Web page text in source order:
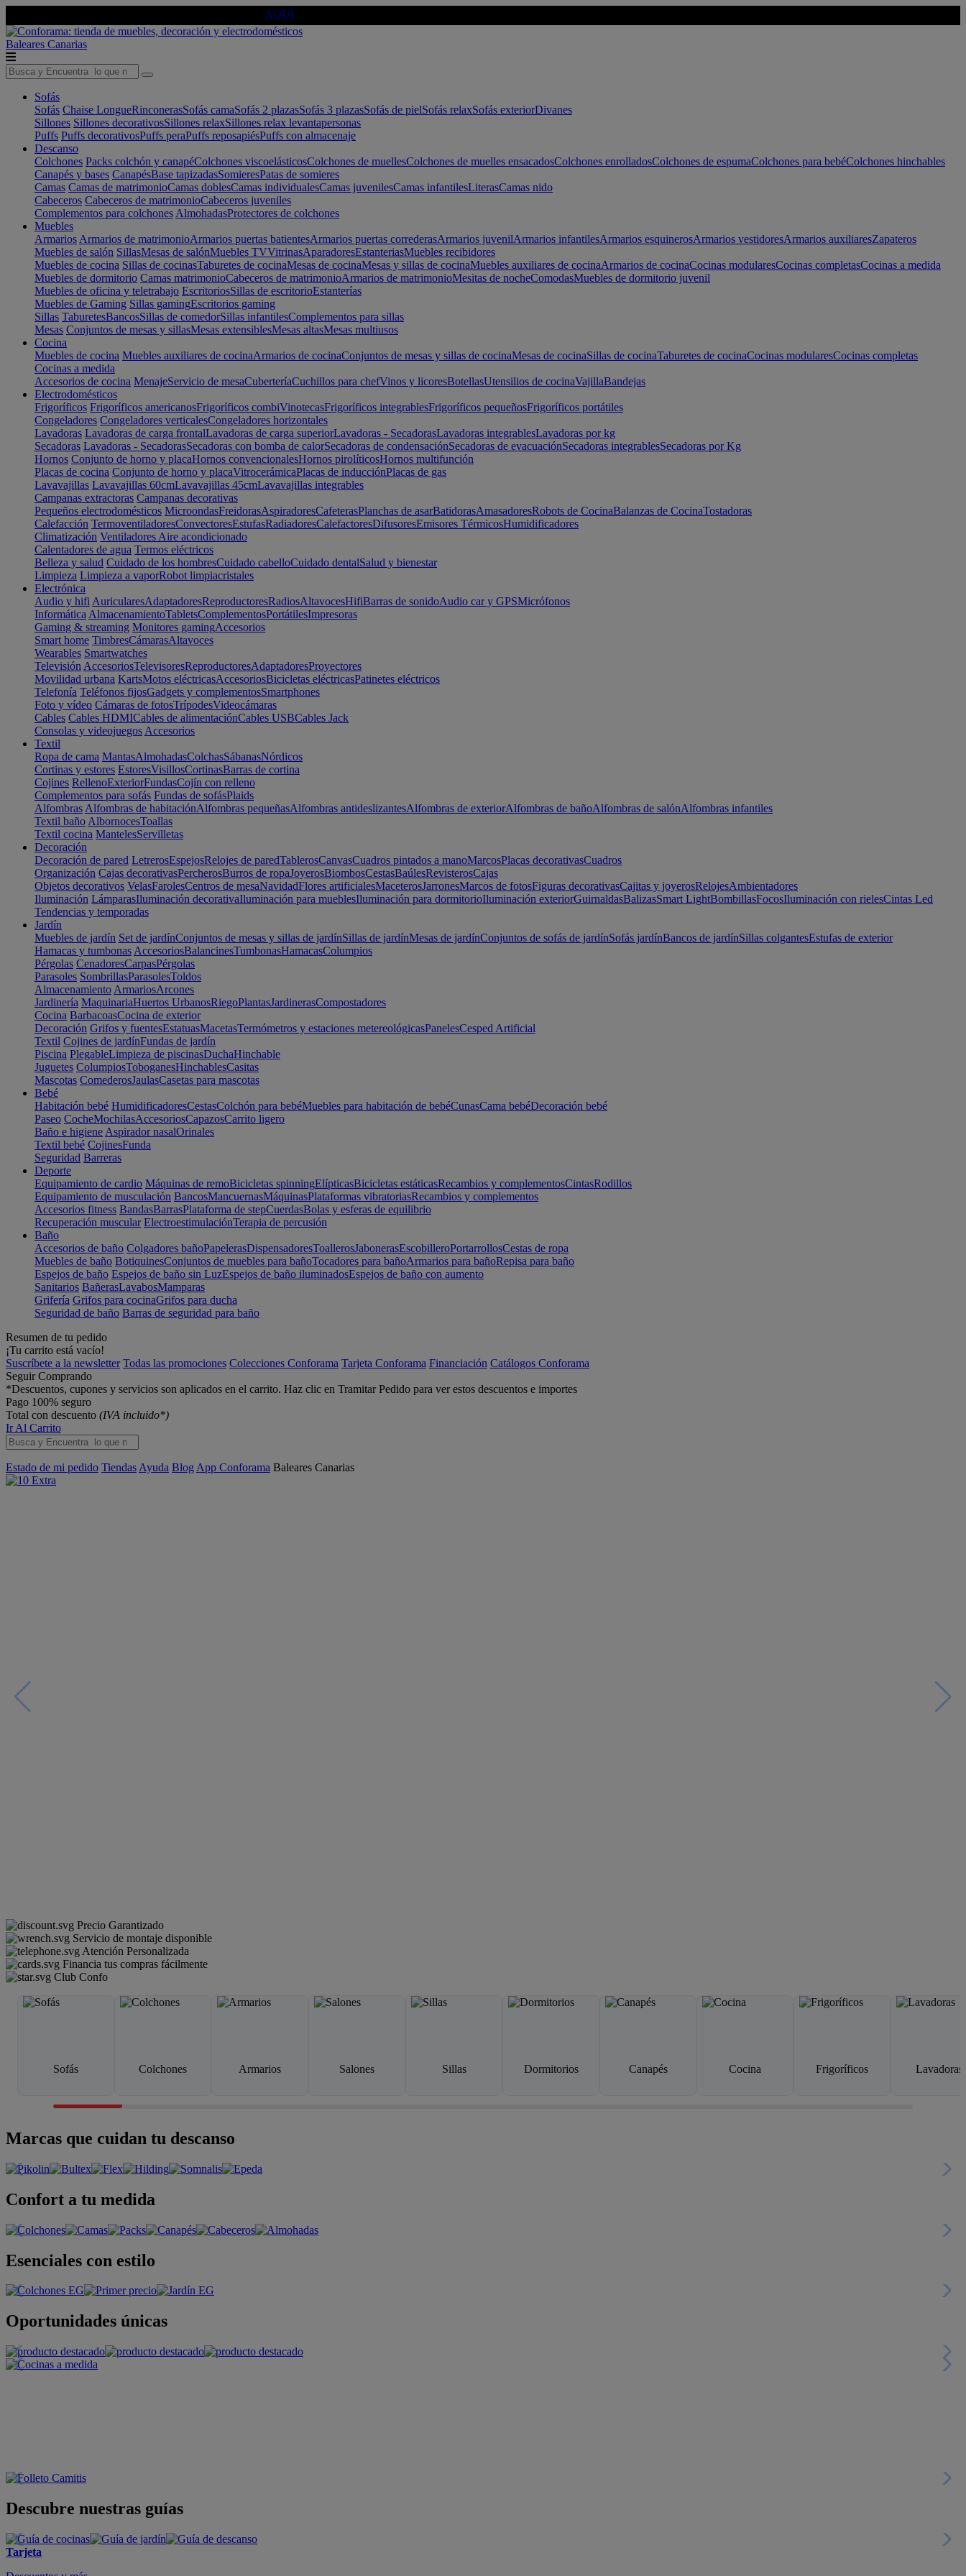
AQUÍ
Baleares Canarias
Sofás
Sofás Chaise LongueRinconerasSofás camaSofás 2 plazasSofás 3 plazasSofás de pielSofás relaxSofás exteriorDivanes
Sillones Sillones decorativosSillones relaxSillones relax levantapersonas
Puffs Puffs decorativosPuffs peraPuffs reposapiésPuffs con almacenaje
Descanso
Colchones Packs colchón y canapéColchones viscoelásticosColchones de muellesColchones de muelles ensacadosColchones enrolladosColchones de espumaColchones para bebéColchones hinchables
Canapés y bases CanapésBase tapizadasSomieresPatas de somieres
Camas Camas de matrimonioCamas doblesCamas individualesCamas juvenilesCamas infantilesLiterasCamas nido
Cabeceros Cabeceros de matrimonioCabeceros juveniles
Complementos para colchones AlmohadasProtectores de colchones
Muebles
Armarios Armarios de matrimonioArmarios puertas batientesArmarios puertas correderasArmarios juvenilArmarios infantilesArmarios esquinerosArmarios vestidoresArmarios auxiliaresZapateros
Muebles de salón SillasMesas de salónMuebles TVVitrinasAparadoresEstanteriasMuebles recibidores
Muebles de cocina Sillas de cocinasTaburetes de cocinaMesas de cocinaMesas y sillas de cocinaMuebles auxiliares de cocinaArmarios de cocinaCocinas modularesCocinas completasCocinas a medida
Muebles de dormitorio Camas matrimonioCabeceros de matrimonioArmarios de matrimonioMesitas de nocheComodasMuebles de dormitorio juvenil
Muebles de oficina y teletrabajo EscritoriosSillas de escritorioEstanterías
Muebles de Gaming Sillas gamingEscritorios gaming
Sillas TaburetesBancosSillas de comedorSillas infantilesComplementos para sillas
Mesas Conjuntos de mesas y sillasMesas extensiblesMesas altasMesas multiusos
Cocina
Muebles de cocina Muebles auxiliares de cocinaArmarios de cocinaConjuntos de mesas y sillas de cocinaMesas de cocinaSillas de cocinaTaburetes de cocinaCocinas modularesCocinas completas
Cocinas a medida
Accesorios de cocina MenajeServicio de mesaCuberteríaCuchillos para chefVinos y licoresBotellasUtensilios de cocinaVajillaBandejas
Electrodomésticos
Frigoríficos Frigoríficos americanosFrigoríficos combiVinotecasFrigoríficos integrablesFrigoríficos pequeñosFrigoríficos portátiles
Congeladores Congeladores verticalesCongeladores horizontales
Lavadoras Lavadoras de carga frontalLavadoras de carga superiorLavadoras - SecadorasLavadoras integrablesLavadoras por kg
Secadoras Lavadoras - SecadorasSecadoras con bomba de calorSecadoras de condensaciónSecadoras de evacuaciónSecadoras integrablesSecadoras por Kg
Hornos Conjunto de horno y placaHornos convencionalesHornos pirolíticosHornos multifunción
Placas de cocina Conjunto de horno y placaVitrocerámicaPlacas de inducciónPlacas de gas
Lavavajillas Lavavajillas 60cmLavavajillas 45cmLavavajillas integrables
Campanas extractoras Campanas decorativas
Pequeños electrodomésticos MicroondasFreidorasAspiradoresCafeterasPlanchas de asarBatidorasAmasadoresRobots de CocinaBalanzas de CocinaTostadoras
Calefacción TermoventiladoresConvectoresEstufasRadiadoresCalefactoresDifusoresEmisores TérmicosHumidificadores
Climatización Ventiladores Aire acondicionado
Calentadores de agua Termos eléctricos
Belleza y salud Cuidado de los hombresCuidado cabelloCuidado dentalSalud y bienestar
Limpieza Limpieza a vaporRobot limpiacristales
Electrónica
Audio y hifi AuricularesAdaptadoresReproductoresRadiosAltavocesHifiBarras de sonidoAudio car y GPSMicrófonos
Informática AlmacenamientoTabletsComplementosPortátilesImpresoras
Gaming & streaming Monitores gamingAccesorios
Smart home TimbresCámarasAltavoces
Wearables Smartwatches
Televisión AccesoriosTelevisoresReproductoresAdaptadoresProyectores
Movilidad urbana KartsMotos eléctricasAccesoriosBicicletas eléctricasPatinetes eléctricos
Telefonía Teléfonos fijosGadgets y complementosSmartphones
Foto y vídeo Cámaras de fotosTrípodesVideocámaras
Cables Cables HDMICables de alimentaciónCables USBCables Jack
Consolas y videojuegos Accesorios
Textil
Ropa de cama MantasAlmohadasColchasSábanasNórdicos
Cortinas y estores EstoresVisillosCortinasBarras de cortina
Cojines RellenoExteriorFundasCojín con relleno
Complementos para sofás Fundas de sofásPlaids
Alfombras Alfombras de habitaciónAlfombras pequeñasAlfombras antideslizantesAlfombras de exteriorAlfombras de bañoAlfombras de salónAlfombras infantiles
Textil baño AlbornocesToallas
Textil cocina MantelesServilletas
Decoración
Decoración de pared LetrerosEspejosRelojes de paredTablerosCanvasCuadros pintados a manoMarcosPlacas decorativasCuadros
Organización Cajas decorativasPercherosBurros de ropaJoyerosBiombosCestasBaúlesRevisterosCajas
Objetos decorativos VelasFarolesCentros de mesaNavidadFlores artificialesMaceterosJarronesMarcos de fotosFiguras decorativasCajitas y joyerosRelojesAmbientadores
Iluminación LámparasIluminación decorativaIluminación para mueblesIluminación para dormitorioIluminación exteriorGuirnaldasBalizasSmart LightBombillasFocosIluminación con rielesCintas Led
Tendencias y temporadas
Jardín
Muebles de jardín Set de jardínConjuntos de mesas y sillas de jardínSillas de jardínMesas de jardínConjuntos de sofás de jardínSofás jardínBancos de jardínSillas colgantesEstufas de exterior
Hamacas y tumbonas AccesoriosBalancinesTumbonasHamacasColumpios
Pérgolas CenadoresCarpasPérgolas
Parasoles SombrillasParasolesToldos
Almacenamiento ArmariosArcones
Jardinería MaquinariaHuertos UrbanosRiegoPlantasJardinerasCompostadores
Cocina BarbacoasCocina de exterior
Decoración Grifos y fuentesEstatuasMacetasTermómetros y estaciones metereológicasPanelesCesped Artificial
Textil Cojines de jardínFundas de jardín
Piscina PlegableLimpieza de piscinasDuchaHinchable
Juguetes ColumpiosToboganesHinchablesCasitas
Mascotas ComederosJaulasCasetas para mascotas
Bebé
Habitación bebé HumidificadoresCestasColchón para bebéMuebles para habitación de bebéCunasCama bebéDecoración bebé
Paseo CocheMochilasAccesoriosCapazosCarrito ligero
Baño e higiene Aspirador nasalOrinales
Textil bebé CojinesFunda
Seguridad Barreras
Deporte
Equipamiento de cardio Máquinas de remoBicicletas spinningElípticasBicicletas estáticasRecambios y complementosCintasRodillos
Equipamiento de musculación BancosMancuernasMáquinasPlataformas vibratoriasRecambios y complementos
Accesorios fitness BandasBarrasPlataforma de stepCuerdasBolas y esferas de equilibrio
Recuperación muscular ElectroestimulaciónTerapia de percusión
Baño
Accesorios de baño Colgadores bañoPapelerasDispensadoresToallerosJabonerasEscobilleroPortarrollosCestas de ropa
Muebles de baño BotiquinesConjuntos de muebles para bañoTocadores para bañoArmarios para bañoRepisa para baño
Espejos de baño Espejos de baño sin LuzEspejos de baño iluminadosEspejos de baño con aumento
Sanitarios BañerasLavabosMamparas
Grifería Grifos para cocinaGrifos para ducha
Seguridad de baño Barras de seguridad para baño
Resumen de tu pedido
¡Tu carrito está vacío!
Suscríbete a la newsletter Todas las promociones Colecciones Conforama Tarjeta Conforama Financiación Catálogos Conforama
Seguir Comprando
*Descuentos, cupones y servicios son aplicados en el carrito. Haz clic en Tramitar Pedido para ver estos descuentos e importes
Pago 100% seguro
Total con descuento (IVA incluido*)
Ir Al Carrito
Estado de mi pedido Tiendas Ayuda Blog App Conforama Baleares Canarias
Precio Garantizado
Servicio de montaje disponible
Atención Personalizada
Financia tus compras fácilmente
Club Confo
Sofás Colchones Armarios Salones Sillas Dormitorios Canapés Cocina Frigoríficos Lavadoras
Marcas que cuidan tu descanso
Confort a tu medida
Esenciales con estilo
Oportunidades únicas
Descubre nuestras guías
Tarjeta